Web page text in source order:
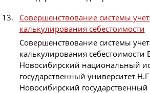
Совершенствование системы
калькулирования себестоимости
Совершенствование системы
калькулирования
Новосибирский национальный
государственный университет
Новосибирский государственный